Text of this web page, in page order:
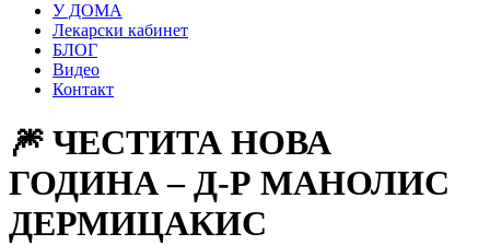
У ДОМА
Лекарски кабинет
БЛОГ
Видео
Контакт
🎆 ЧЕСТИТА НОВА
ГОДИНА – Д-Р МАНОЛИС
ДЕРМИЦАКИС